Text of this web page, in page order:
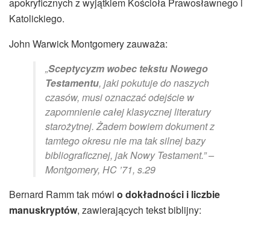
apokryficznych z wyjątkiem Kościoła Prawosławnego i
Katolickiego.
John Warwick Montgomery zauważa:
„Sceptycyzm wobec tekstu Nowego
Testamentu, jaki pokutuje do naszych
czasów, musi oznaczać odejście w
zapomnienie całej klasycznej literatury
starożytnej. Żadem bowiem dokument z
tamtego okresu nie ma tak silnej bazy
bibliograficznej, jak Nowy Testament.” –
Montgomery, HC ’71, s.29
Bernard Ramm tak mówi o dokładności i liczbie
manuskryptów, zawierających tekst biblijny: